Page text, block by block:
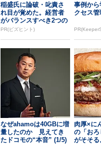
稲盛氏に論破・叱責さ
れ目が覚めた。経営者
がバランスすべき2つの
背反
PR(ビズヒント)
事例か
クセス管
なぜahamoは40GBに増
量したのか 見えてき
たドコモの“本音” (1/5)
肉厚×に
の「おろ
がそそる